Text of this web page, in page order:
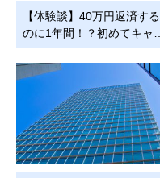
【体験談】40万円返済する
のに1年間！？初めてキャ…